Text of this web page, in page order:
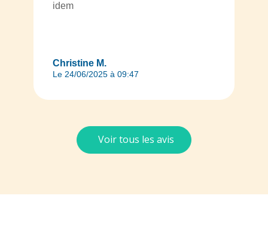
Christine M.
Le 24/06/2025 à 09:47
idem
Voir tous les avis